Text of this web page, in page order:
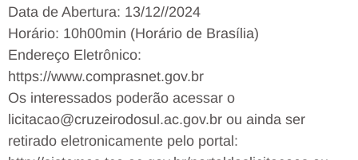
Data de Abertura: 13/12//2024
Horário: 10h00min (Horário de Brasília)
Endereço Eletrônico:
https://www.comprasnet.gov.br
Os interessados poderão acessar o
licitacao@cruzeirodosul.ac.gov.br ou ainda ser
retirado eletronicamente pelo portal: